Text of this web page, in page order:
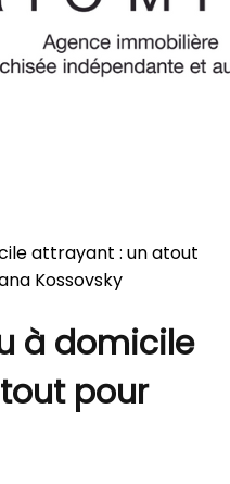
attrayant : un atout
Kossovsky
à domicile
pour